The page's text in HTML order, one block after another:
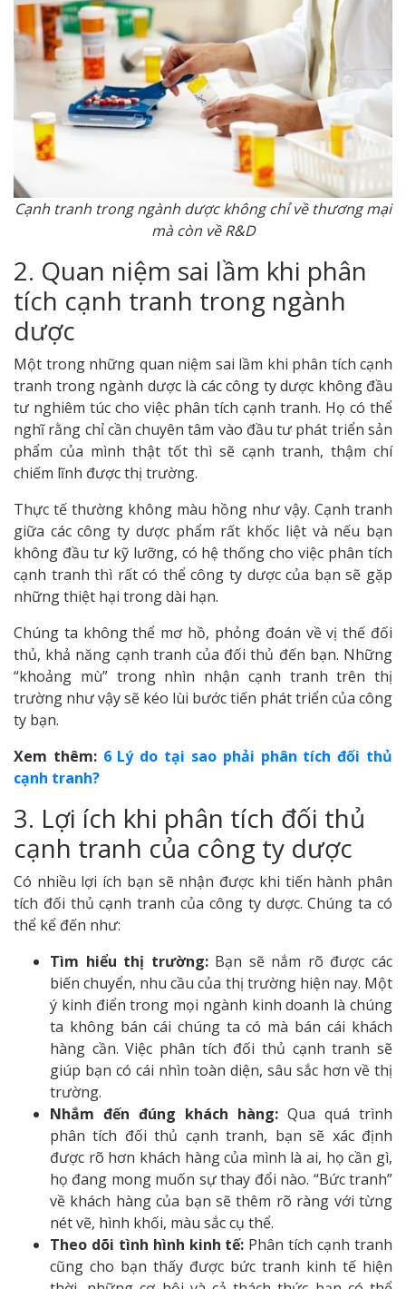
Cạnh tranh trong ngành dược không chỉ về thương mại
mà còn về R&D
2. Quan niệm sai lầm khi phân
tích cạnh tranh trong ngành
dược
Một trong những quan niệm sai lầm khi phân tích cạnh
tranh trong ngành dược là các công ty dược không đầu
tư nghiêm túc cho việc phân tích cạnh tranh. Họ có thể
nghĩ rằng chỉ cần chuyên tâm vào đầu tư phát triển sản
phẩm của mình thật tốt thì sẽ cạnh tranh, thậm chí
chiếm lĩnh được thị trường.
Thực tế thường không màu hồng như vậy. Cạnh tranh
giữa các công ty dược phẩm rất khốc liệt và nếu bạn
không đầu tư kỹ lưỡng, có hệ thống cho việc phân tích
cạnh tranh thì rất có thể công ty dược của bạn sẽ gặp
những thiệt hại trong dài hạn.
Chúng ta không thể mơ hồ, phỏng đoán về vị thế đối
thủ, khả năng cạnh tranh của đối thủ đến bạn. Những
“khoảng mù” trong nhìn nhận cạnh tranh trên thị
trường như vậy sẽ kéo lùi bước tiến phát triển của công
ty bạn.
Xem thêm: 6 Lý do tại sao phải phân tích đối thủ
cạnh tranh?
3. Lợi ích khi phân tích đối thủ
cạnh tranh của công ty dược
Có nhiều lợi ích bạn sẽ nhận được khi tiến hành phân
tích đối thủ cạnh tranh của công ty dược. Chúng ta có
thể kể đến như:
Tìm hiểu thị trường:Bạn sẽ nắm rõ được các
biến chuyển, nhu cầu của thị trường hiện nay. Một
ý kinh điển trong mọi ngành kinh doanh là chúng
ta không bán cái chúng ta có mà bán cái khách
hàng cần. Việc phân tích đối thủ cạnh tranh sẽ
giúp bạn có cái nhìn toàn diện, sâu sắc hơn về thị
trường.
Nhắm đến đúng khách hàng: Qua quá trình
phân tích đối thủ cạnh tranh, bạn sẽ xác định
được rõ hơn khách hàng của mình là ai, họ cần gì,
họ đang mong muốn sự thay đổi nào. “Bức tranh”
về khách hàng của bạn sẽ thêm rõ ràng với từng
nét vẽ, hình khối, màu sắc cụ thể.
Theo dõi tình hình kinh tế: Phân tích cạnh tranh
cũng cho bạn thấy được bức tranh kinh tế hiện